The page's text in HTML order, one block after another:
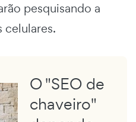
pesquisando a
celulares.
O "SEO de
chaveiro"